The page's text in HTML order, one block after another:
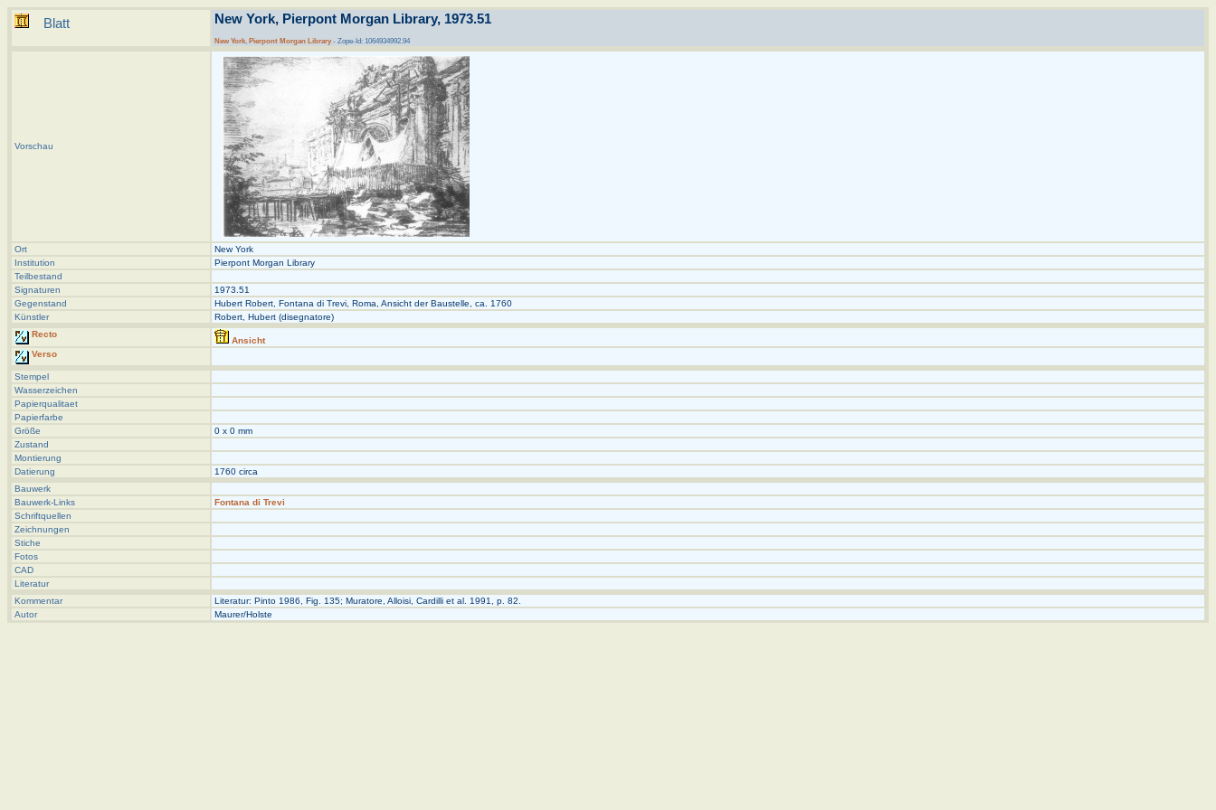
Blatt New York, Pierpont Morgan Library, 1973.51
New York, Pierpont Morgan Library- Zope-Id: 1064934992.94
Vorschau
Ort
New York
Institution
Pierpont Morgan Library
Teilbestand
Signaturen
1973.51
Gegenstand
Hubert Robert, Fontana di Trevi, Roma, Ansicht der Baustelle, ca. 1760
Künstler
Robert, Hubert (disegnatore)
Recto
Ansicht
Verso
Stempel
Wasserzeichen
Papierqualitaet
Papierfarbe
Größe
0 x 0 mm
Zustand
Montierung
Datierung
1760 circa
Bauwerk
Bauwerk-Links
Fontana di Trevi
Schriftquellen
Zeichnungen
Stiche
Fotos
CAD
Literatur
Kommentar
Literatur: Pinto 1986, Fig. 135; Muratore, Alloisi, Cardilli et al. 1991, p. 82.
Autor
Maurer/Holste